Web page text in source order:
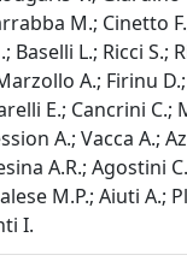
M.; Cinetto
Baselli L.; Ricci S.;
A.; Firinu
E.; Cancrini C.;
A.; Vacca A.;
A.R.; Agostini
M.P.; Aiuti A.;
I.